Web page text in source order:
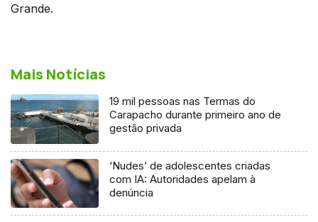
Grande.
Mais Notícias
19 mil pessoas nas Termas do
Carapacho durante primeiro ano de
gestão privada
‘Nudes’ de adolescentes criadas
com IA: Autoridades apelam à
denúncia